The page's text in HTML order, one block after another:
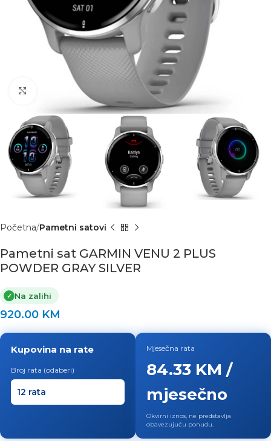
Click to enlarge
Početna Pametni satovi
Pametni sat GARMIN VENU 2 PLUS
POWDER GRAY SILVER
✓ Na zalihi
920.00 KM
Kupovina na rate
Broj rata (odaberi)
Mjesečna rata
84.33 KM /
mjesečno
Okvirni iznos, ne predstavlja
obavezujuću ponudu.